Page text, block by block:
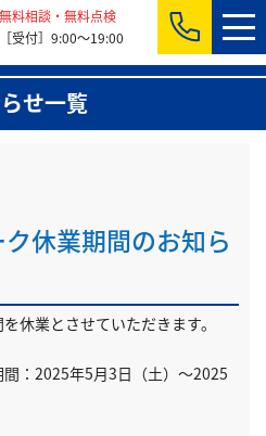
無料相談・無料点検
［受付］9:00～19:00
せ一覧
休業期間のお知ら
休業とさせていただきます。
：2025年5月3日（土）～2025